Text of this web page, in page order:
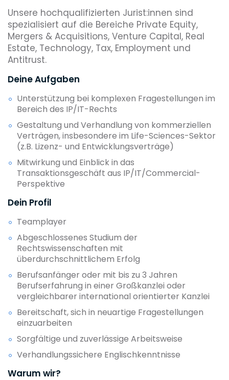
Unsere hochqualifizierten Jurist:innen sind
spezialisiert auf die Bereiche Private Equity,
Mergers & Acquisitions, Venture Capital, Real
Estate, Technology, Tax, Employment und
Antitrust.
Deine Aufgaben
Unterstützung bei komplexen Fragestellungen im
Bereich des IP/IT-Rechts
Gestaltung und Verhandlung von kommerziellen
Verträgen, insbesondere im Life-Sciences-Sektor
(z.B. Lizenz- und Entwicklungsverträge)
Mitwirkung und Einblick in das
Transaktionsgeschäft aus IP/IT/Commercial-
Perspektive
Dein Profil
Teamplayer
Abgeschlossenes Studium der
Rechtswissenschaften mit
überdurchschnittlichem Erfolg
Berufsanfänger oder mit bis zu 3 Jahren
Berufserfahrung in einer Großkanzlei oder
vergleichbarer international orientierter Kanzlei
Bereitschaft, sich in neuartige Fragestellungen
einzuarbeiten
Sorgfältige und zuverlässige Arbeitsweise
Verhandlungssichere Englischkenntnisse
Warum wir?